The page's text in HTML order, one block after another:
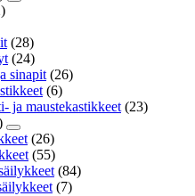
(28)
(24)
sinapit (26)
(6)
ja maustekastikkeet (23)
(26)
(55)
(84)
(7)